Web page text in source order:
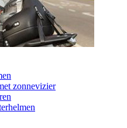
zonnevizier